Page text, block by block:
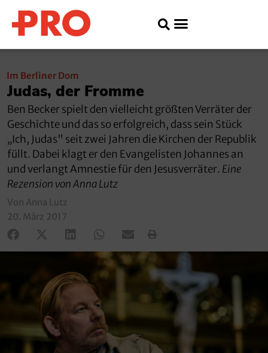
Im Berliner Dom
Judas, der Fromme
Ben Becker spielt den vielleicht größten Verräter der
Geschichte und das so erfolgreich, dass sein Stück
„Ich, Judas" seit zwei Jahren die Kirchen der Republik
füllt. Dabei klagt er den Evangelisten Johannes an
und verlangt Amnestie für den Jesusverräter. Eine
Rezension von Anna Lutz
Von Anna Lutz
20. März 2017